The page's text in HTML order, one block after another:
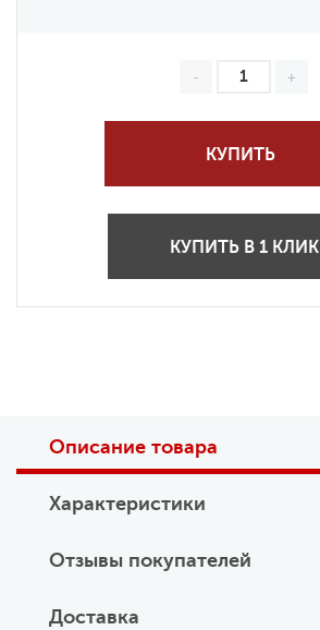
КУПИТЬ
КУПИТЬ В 1 КЛИК
Описание товара
Характеристики
Отзывы покупателей
Доставка